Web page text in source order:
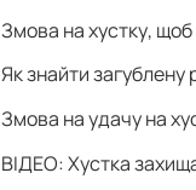
Змова на хустку,
Як знайти загублену
Змова на удачу на
ВІДЕО: Хустка